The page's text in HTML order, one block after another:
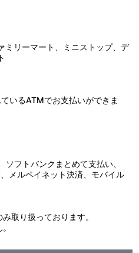
ミリーマート、ミニストップ、デ
いるATMでお支払いができま
フトバンクまとめて支払い、
メルペイネット決済、モバイル
取り扱っております。